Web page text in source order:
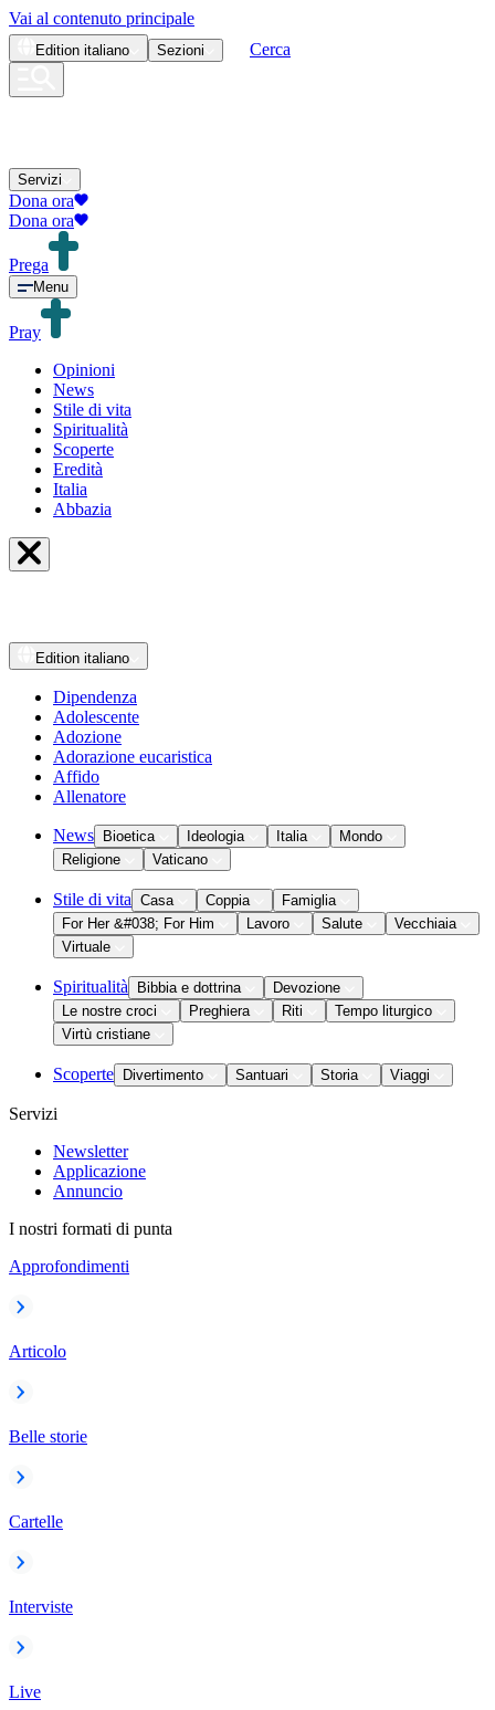
Vai al contenuto principale
Edition italiano Sezioni Cerca
Servizi
Dona ora
Dona ora
Prega
Menu
Pray
Opinioni
News
Stile di vita
Spiritualità
Scoperte
Eredità
Italia
Abbazia
Edition italiano
Dipendenza
Adolescente
Adozione
Adorazione eucaristica
Affido
Allenatore
News Bioetica Ideologia Italia
Mondo
Religione
Vaticano
Stile di vita Casa Coppia
Famiglia
For Her &#038; For Him
Lavoro Salute
Vecchiaia
Virtuale
Spiritualità Bibbia e dottrina
Devozione
Le nostre croci
Preghiera Riti
Tempo liturgico
Virtù cristiane
Scoperte Divertimento Santuari Storia Viaggi
Servizi
Newsletter
Applicazione
Annuncio
I nostri formati di punta
Approfondimenti
Articolo
Belle storie
Cartelle
Interviste
Live